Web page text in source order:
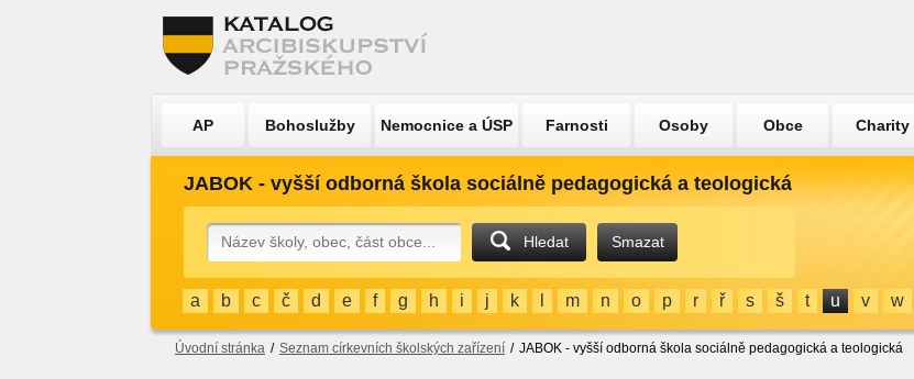
AP Bohoslužby Nemocnice a ÚSP Farnosti Osoby Obce Charity
JABOK - vyšší odborná škola sociálně pedagogická a teologická
Hledat Smazat
a b c č d e f g h i j k m n o p r ř s š t u v w
Úvodní stránka / Seznam církevních školských zařízení / JABOK - vyšší odborná škola sociálně pedagogická a teologická